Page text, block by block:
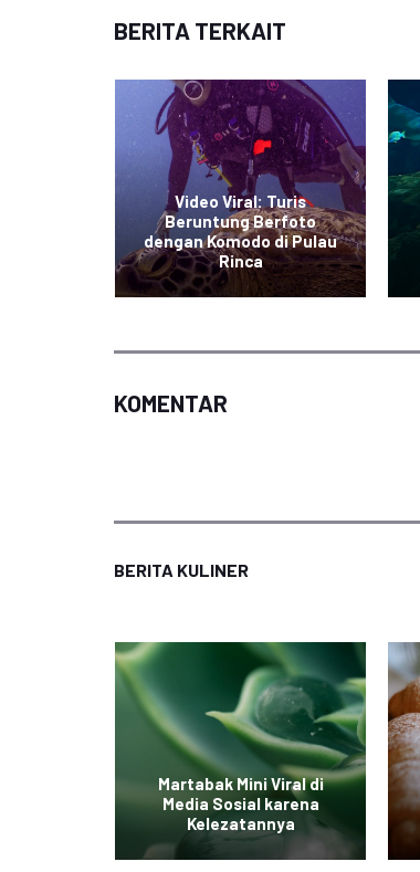
BERITA TERKAIT
Video Viral: Turis
Beruntung Berfoto
dengan Komodo di Pulau
Rinca
KOMENTAR
BERITA KULINER
Martabak Mini Viral di
Media Sosial karena
Kelezatannya